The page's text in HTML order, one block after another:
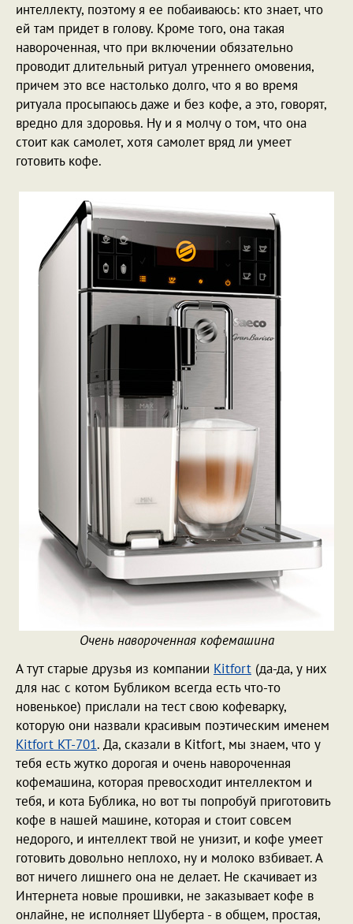
интеллекту, поэтому я ее побаиваюсь: кто знает, что
ей там придет в голову. Кроме того, она такая
навороченная, что при включении обязательно
проводит длительный ритуал утреннего омовения,
причем это все настолько долго, что я во время
ритуала просыпаюсь даже и без кофе, а это, говорят,
вредно для здоровья. Ну и я молчу о том, что она
стоит как самолет, хотя самолет вряд ли умеет
готовить кофе.
Очень навороченная кофемашина
А тут старые друзья из компании Kitfort (да-да, у них
для нас с котом Бубликом всегда есть что-то
новенькое) прислали на тест свою кофеварку,
которую они назвали красивым поэтическим именем
Kitfort KT-701. Да, сказали в Kitfort, мы знаем, что у
тебя есть жутко дорогая и очень навороченная
кофемашина, которая превосходит интеллектом и
тебя, и кота Бублика, но вот ты попробуй приготовить
кофе в нашей машине, которая и стоит совсем
недорого, и интеллект твой не унизит, и кофе умеет
готовить довольно неплохо, ну и молоко взбивает. А
вот ничего лишнего она не делает. Не скачивает из
Интернета новые прошивки, не заказывает кофе в
онлайне, не исполняет Шуберта - в общем, простая,